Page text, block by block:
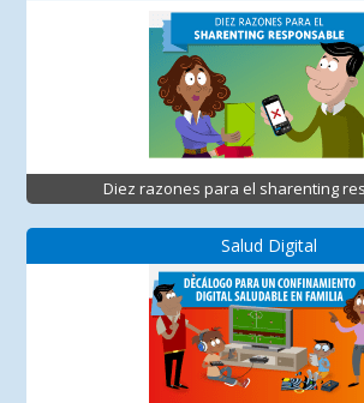
Diez razones para el sharenting
Salud Digital